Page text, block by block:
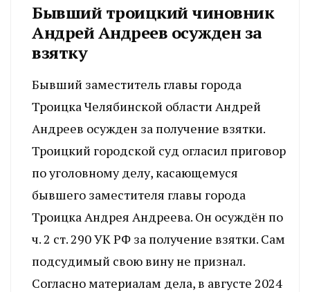
Бывший троицкий чиновник
Андрей Андреев осужден за
взятку
Бывший заместитель главы города
Троицка Челябинской области Андрей
Андреев осужден за получение взятки.
Троицкий городской суд огласил приговор
по уголовному делу, касающемуся
бывшего заместителя главы города
Троицка Андрея Андреева. Он осуждён по
ч. 2 ст. 290 УК РФ за получение взятки. Сам
подсудимый свою вину не признал.
Согласно материалам дела, в августе 2024